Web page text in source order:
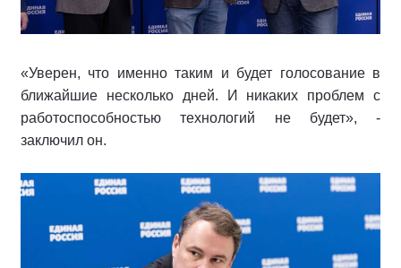
«Уверен, что именно таким и будет голосование в
ближайшие несколько дней. И никаких проблем с
работоспособностью технологий не будет», -
заключил он.